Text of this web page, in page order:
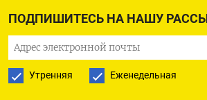
ПОДПИШИТЕСЬ НА НАШУ
Утренняя Еженедельная
Назвавшего
мундепа могут